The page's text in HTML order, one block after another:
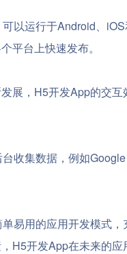
以运行于Android、
平台上快速发布。
展，H5开发App的交
收集数据，例如
易用的应用开发模式
H5开发App在未来的应